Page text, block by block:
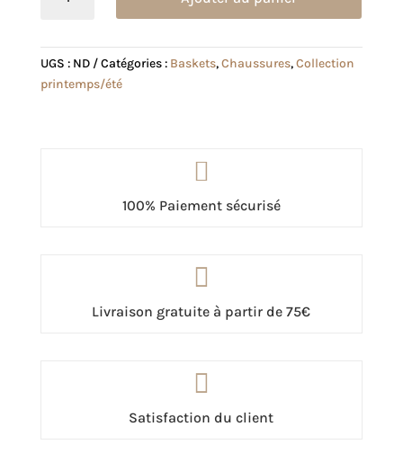
Maya
rouge
UGS : ND Catégories : Baskets,Chaussures,Collection
printemps/été

100% Paiement sécurisé

Livraison gratuite à partir de 75€

Satisfaction du client